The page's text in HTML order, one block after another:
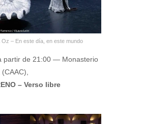
Oz – En este día, en este mundo
partir de 21:00 — Monasterio
– Verso libre